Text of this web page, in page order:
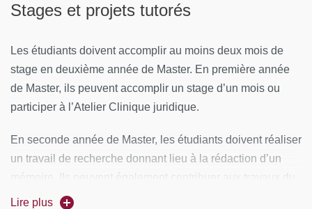
Stages et projets tutorés
Les étudiants doivent accomplir au moins deux mois de
stage en deuxième année de Master. En première année
de Master, ils peuvent accomplir un stage d’un mois ou
participer à l’Atelier Clinique juridique.
En seconde année de Master, les étudiants doivent réaliser
un travail de recherche donnant lieu à la rédaction d’un
mémoire. Ils peuvent également contribuer aux travaux du
centre de recherche auquel le diplôme est adossé
Lire plus